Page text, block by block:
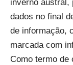
inverno austral,
dados no final
de informação,
marcada com
Como termo de